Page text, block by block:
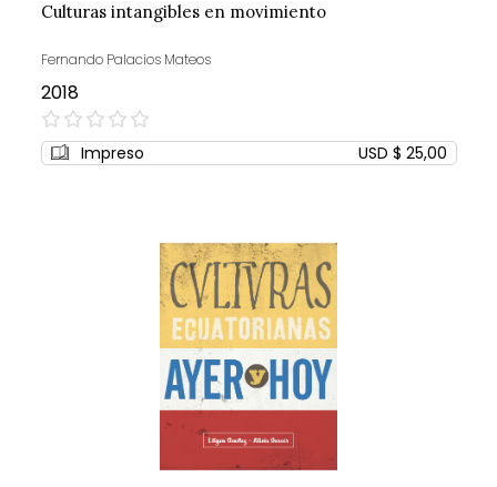
Culturas intangibles en movimiento
Fernando Palacios Mateos
2018
0%
Impreso USD $ 25,00